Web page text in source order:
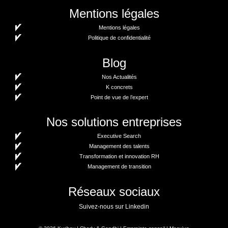
Mentions légales
Mentions légales
Politique de confidentialité
Blog
Nos Actualités
K concrets
Point de vue de l’expert
Nos solutions entreprises
Executive Search
Management des talents
Transformation et innovation RH
Management de transition
Réseaux sociaux
Suivez-nous sur Linkedin